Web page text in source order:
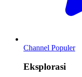
Channel Populer
Eksplorasi